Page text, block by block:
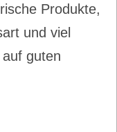
Produkte,
und viel
guten